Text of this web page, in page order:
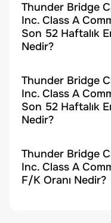
Thunder Bridge
Inc. Class A
Son 52 Haftalık
Nedir?
Thunder Bridge
Inc. Class A
Son 52 Haftalık
Nedir?
Thunder Bridge
Inc. Class A
F/K Oranı Nedir?